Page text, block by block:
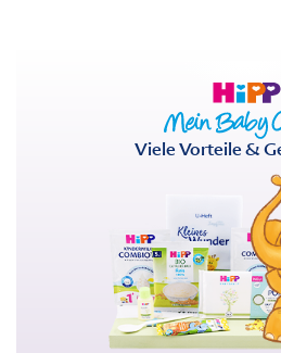
Viele Vorteile &